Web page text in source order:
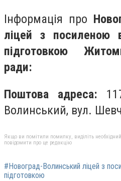
Інформація про
ліцей з посиленою
підготовкою
ради:
Поштова адреса:
Волинський, вул.
Якщо ви помітили помилку, виділіть
повідомити про це редакцію
#Новоград-Волинський ліцей з
підготовкою